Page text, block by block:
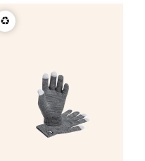
♻️